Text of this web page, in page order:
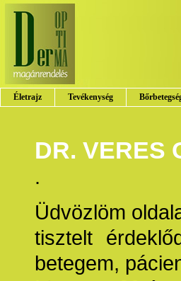
Életrajz Tevékenység
DR. VERES
.
Üdvözlöm
tisztelt
betegem,